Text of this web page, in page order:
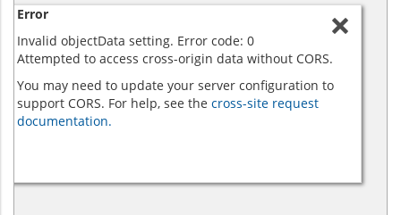
Error
Invalid objectData setting. Error code: 0
Attempted to access cross-origin data without CORS.
You may need to update your server configuration to
support CORS. For help, see the cross-site request
documentation.